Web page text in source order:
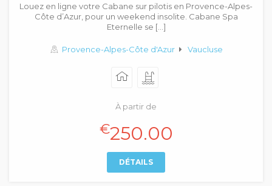
Louez en ligne votre Cabane sur pilotis en Provence-Alpes-
Côte d’Azur, pour un weekend insolite. Cabane Spa
Eternelle se […]
Provence-Alpes-Côte d'Azur Vaucluse
À partir de
€250.00
DÉTAILS